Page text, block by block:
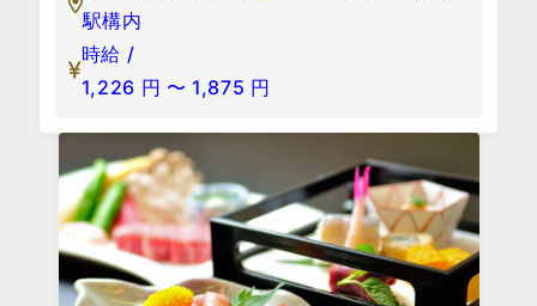
駅構内
時給 /
1,226 円 〜 1,875 円